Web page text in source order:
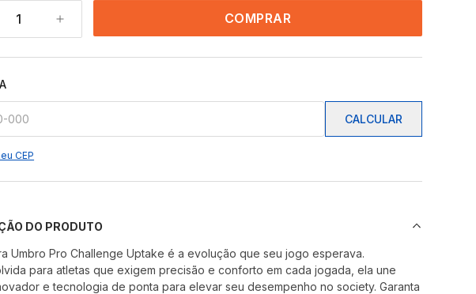
1 COMPRAR
CALCULAR
CEP
DO PRODUTO
Umbro Pro Challenge Uptake é a evolução que seu jogo esperava.
para atletas que exigem precisão e conforto em cada jogada, ela une
e tecnologia de ponta para elevar seu desempenho no society. Garanta